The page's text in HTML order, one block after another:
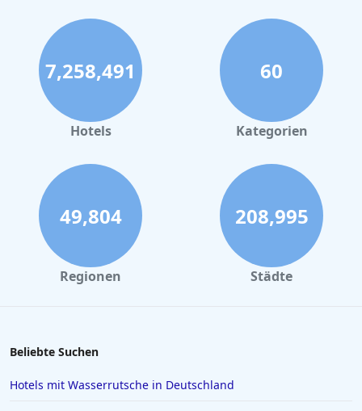
7,258,491
Hotels
60
Kategorien
49,804
Regionen
208,995
Städte
Beliebte Suchen
Hotels mit Wasserrutsche in Deutschland